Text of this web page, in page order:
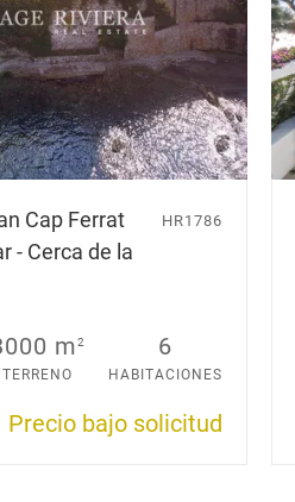
Cap Ferrat
- Cerca de la
HR1786
m2
TERRENO
6
HABITACIONES
Precio bajo solicitud